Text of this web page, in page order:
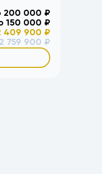
200 000 ₽
150 000 ₽
409 900 ₽
2 759 900 ₽